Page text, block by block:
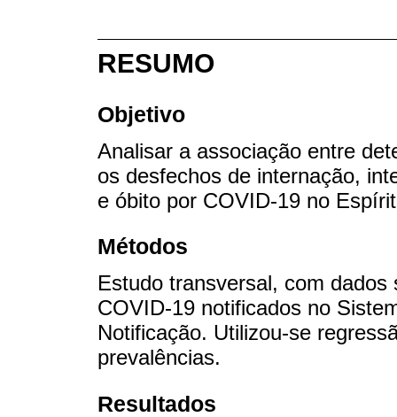
RESUMO
Objetivo
Analisar a associação entre
os desfechos de internação,
e óbito por COVID-19 no
Métodos
Estudo transversal, com
COVID-19 notificados no
Notificação. Utilizou-se
prevalências.
Resultados